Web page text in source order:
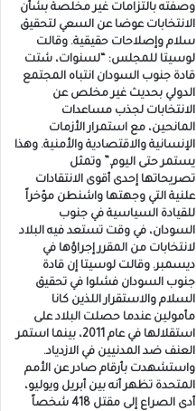
وصفته بالتزامات غير مخلصة بشأن
الانتخابات عوضا عن السعي لتحقيق
سلام وإصلاحات حقيقية. وقالت
لوسيتا للمجلس: “لسنوات، شتت
قادة جنوب السودان انتباه المجتمع
الدولي بحديث غير مخلص عن
الانتخابات لجذب مساعدات
المانحين، مع استمرار الأزمات
الإنسانية والاقتصادية والأمنية. وهذا
يستمر حتى اليوم.” وتمثل
تصريحاتها إحدى أقوى الانتقادات
علنية التي وجهتها واشنطن مؤخراً
للقيادة السياسية في جنوب
السودان، في وقت تستعد فيه البلاد
لانتخابات من المقرر إجراؤها في
ديسمبر. وقالت لوسيتا إن قادة
جنوب السودان فشلوا في تحقيق
السلام والاستقرار اللذين كانا
مأمولين عندما حصلت البلاد على
استقلالها في عام 2011، بينما استمر
العنف ضد المدنيين في الازدياد.
واستشهدت بأرقام صادر عن الأمم
المتحدة تظهر أنه بين أبريل ويوليو،
أدى الصراع إلى مقتل 418 شخصاً